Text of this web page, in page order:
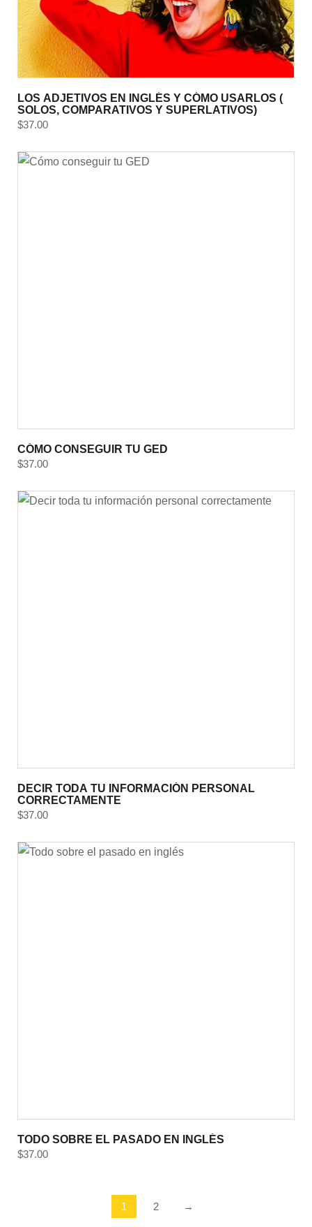
LOS ADJETIVOS EN INGLÉS Y CÓMO USARLOS (
SOLOS, COMPARATIVOS Y SUPERLATIVOS)
$37.00
CÓMO CONSEGUIR TU GED
$37.00
DECIR TODA TU INFORMACIÓN PERSONAL
CORRECTAMENTE
$37.00
TODO SOBRE EL PASADO EN INGLÉS
$37.00
1 2 →